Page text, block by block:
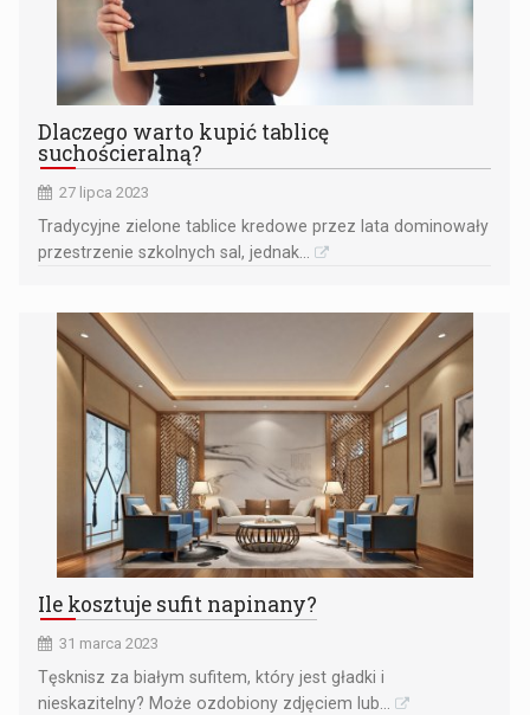
Dlaczego warto kupić tablicę
suchościeralną?
27 lipca 2023
Tradycyjne zielone tablice kredowe przez lata dominowały
przestrzenie szkolnych sal, jednak...
Ile kosztuje sufit napinany?
31 marca 2023
Tęsknisz za białym sufitem, który jest gładki i
nieskazitelny? Może ozdobiony zdjęciem lub...